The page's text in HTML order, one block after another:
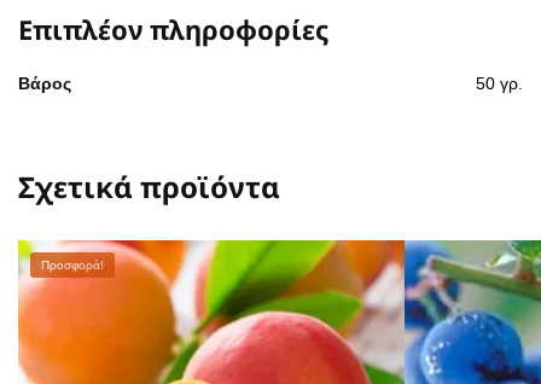
Επιπλέον πληροφορίες
Βάρος 50 γρ.
Σχετικά προϊόντα
Προσφορά!